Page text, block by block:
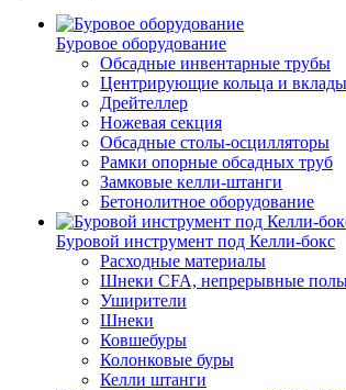
Буровое оборудование
Обсадные инвентарные трубы
Центрирующие кольца и
Дрейтеллер
Ножевая секция
Обсадные столы-осцилляторы
Рамки опорные обсадных труб
Замковые келли-штанги
Бетонолитное оборудование
Буровой инструмент под Келли-бокс
Расходные материалы
Шнеки CFA, непрерывные
Уширители
Шнеки
Ковшебуры
Колонковые буры
Келли штанги